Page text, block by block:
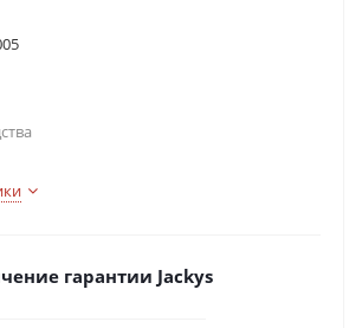
гарантии Jackys